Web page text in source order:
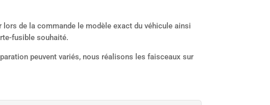
lors de la commande le modèle exact du véhicule ainsi
fusible souhaité.
peuvent variés, nous réalisons les faisceaux sur